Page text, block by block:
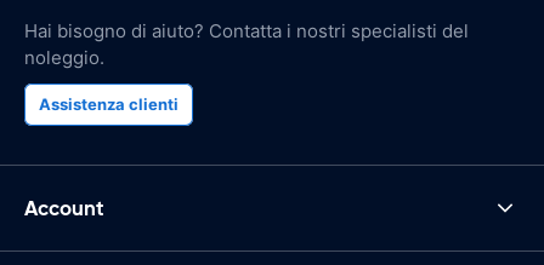
Hai bisogno di aiuto? Contatta i nostri specialisti del
noleggio.
Assistenza clienti
Account